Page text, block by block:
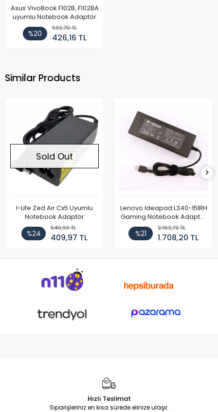
Asus VivoBook F102B, F102BA
uyumlu Notebook Adaptör
%20
532,70 TL
426,16 TL
Similar Products
Sold Out
I-Life Zed Air Cx5 Uyumlu
Notebook Adaptör
%24
540,93 TL
409,97 TL
Lenovo Ideapad L340-15IRH
Gaming Notebook Adaptör
Cihazı Şarj Aleti (150W)
%21
2.163,72 TL
1.708,20 TL
Hızlı Teslimat
Siparişleriniz en kısa sürede elinize ulaşır.